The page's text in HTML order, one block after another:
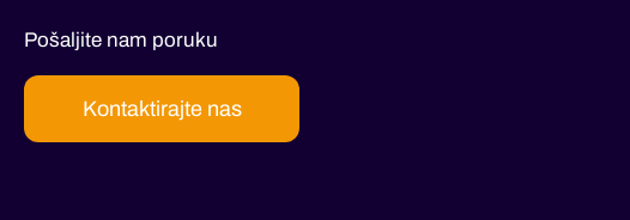
Pošaljite nam poruku
Kontaktirajte nas